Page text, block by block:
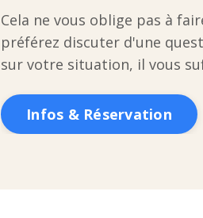
Cela ne vous oblige pas à
préférez discuter d'une
sur votre situation, il vous
Infos & Réservation